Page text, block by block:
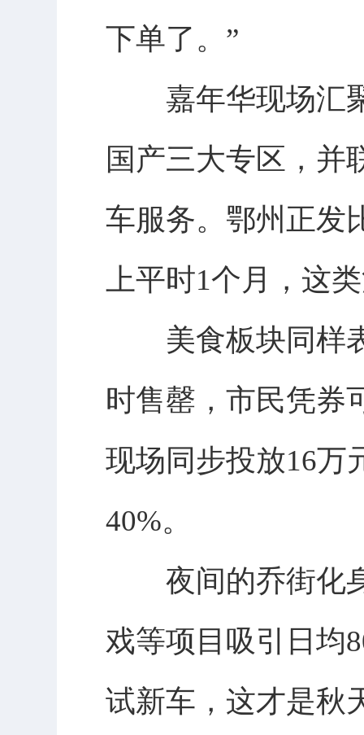
下单了。”
嘉年华现场汇聚
国产三大专区，并
车服务。鄂州正发
上平时1个月，这
美食板块同样表
时售罄，市民凭券
现场同步投放16万
40%。
夜间的乔街化身
戏等项目吸引日均
试新车，这才是秋